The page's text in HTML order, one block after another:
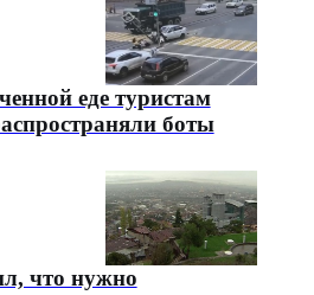
еде туристам
боты
что нужно